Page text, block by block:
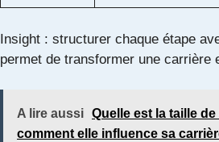
Insight : structurer chaque étape
permet de transformer une carrière
A lire aussi Quelle est la taille
comment elle influence sa